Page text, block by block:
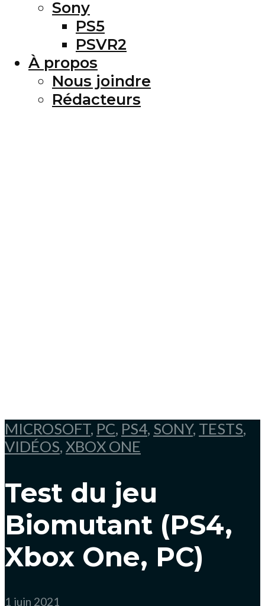
Sony
PS5
PSVR2
À propos
Nous joindre
Rédacteurs
MICROSOFT, PC, PS4, SONY, TESTS,
VIDÉOS, XBOX ONE
Test du jeu
Biomutant (PS4,
Xbox One, PC)
1 juin 2021